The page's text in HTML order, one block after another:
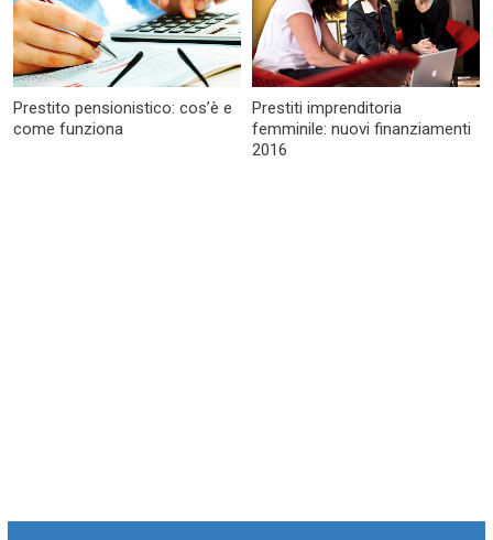
Prestito pensionistico: cos’è e
come funziona
Prestiti imprenditoria
femminile: nuovi finanziamenti
2016